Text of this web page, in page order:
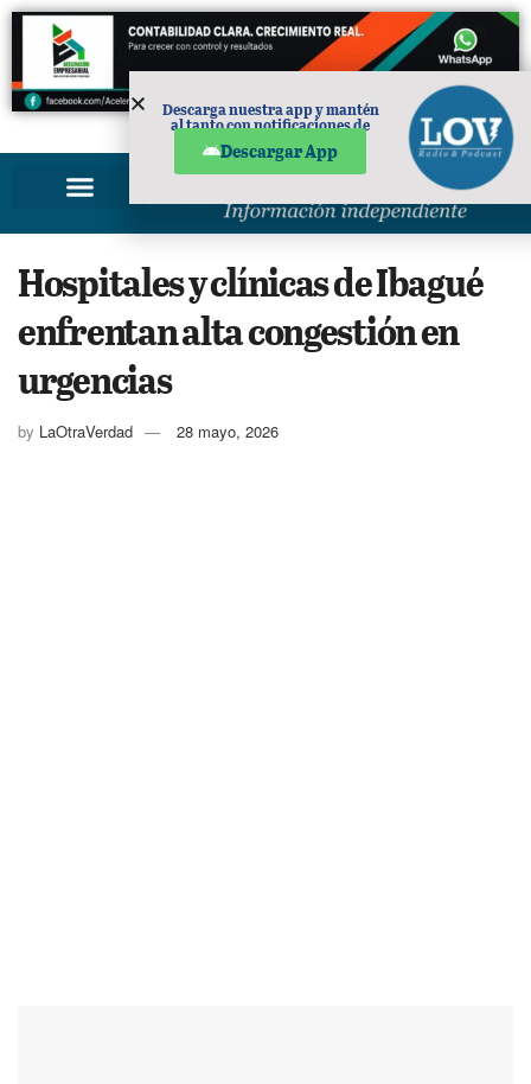
PUBLICIDAD
Hospitales y clínicas de Ibagué
enfrentan alta congestión en
urgencias
by LaOtraVerdad 28 mayo, 2026
Descarga nuestra app y mantén
al tanto con notificaciones de
Descargar App